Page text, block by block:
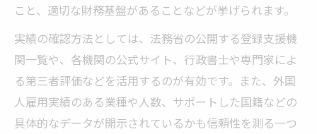
こと、適切な財務基盤があることなどが挙げられます。
実績の確認方法としては、法務省の公開する登録支援機
関一覧や、各機関の公式サイト、行政書士や専門家によ
る第三者評価などを活用するのが有効です。また、外国
人雇用実績のある業種や人数、サポートした国籍などの
具体的なデータが開示されているかも信頼性を測る一つ